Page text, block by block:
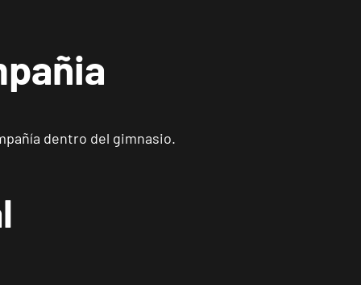
dentro del gimnasio.